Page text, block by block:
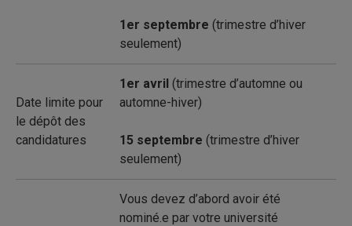
1er septembre (trimestre d’hiver
seulement)
Date limite pour
le dépôt des
candidatures
1er avril (trimestre d’automne ou
automne-hiver)
15 septembre (trimestre d’hiver
seulement)
Vous devez d’abord avoir été
nominé.e par votre université